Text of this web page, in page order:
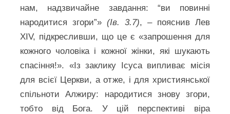
нам, надзвичайне завдання: “ви повинні
народитися згори”»(Ів. 3.7), – пояснив Лев
XIV, підкресливши, що це є «запрошення для
кожного чоловіка і кожної жінки, які шукають
спасіння!». «Із заклику Ісуса випливає місія
для всієї Церкви, а отже, і для християнської
спільноти Алжиру: народитися знову згори,
тобто від Бога. У цій перспективі віра